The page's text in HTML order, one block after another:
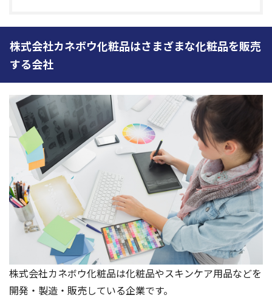
株式会社カネボウ化粧品はさまざまな化粧品を販売
する会社
株式会社カネボウ化粧品は化粧品やスキンケア用品などを
開発・製造・販売している企業です。